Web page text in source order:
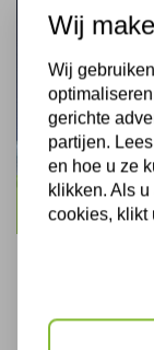
Dakisolatie
Wij
Wij
gerichte
partijen.
en hoe u ze
klikken. Als
cookies, klikt